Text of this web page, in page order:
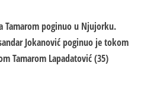
Tamarom poginuo u Njujorku.
Jokanović poginuo je tokom
Tamarom Lapadatović (35)